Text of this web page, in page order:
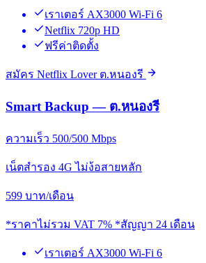
เราเตอร์ AX3000 Wi-Fi 6
Netflix 720p HD
ฟรีค่าติดตั้ง
สมัคร Netflix Lover ต.หนองรี
Smart Backup — ต.หนองรี
ความเร็ว 500/500 Mbps
เน็ตสำรอง 4G ไม่ง้อสายหลัก
599 บาท/เดือน
*ราคาไม่รวม VAT 7% *สัญญา 24 เดือน
เราเตอร์ AX3000 Wi-Fi 6